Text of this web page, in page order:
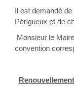
Il est demandé
Périgueux et de
Monsieur le
convention